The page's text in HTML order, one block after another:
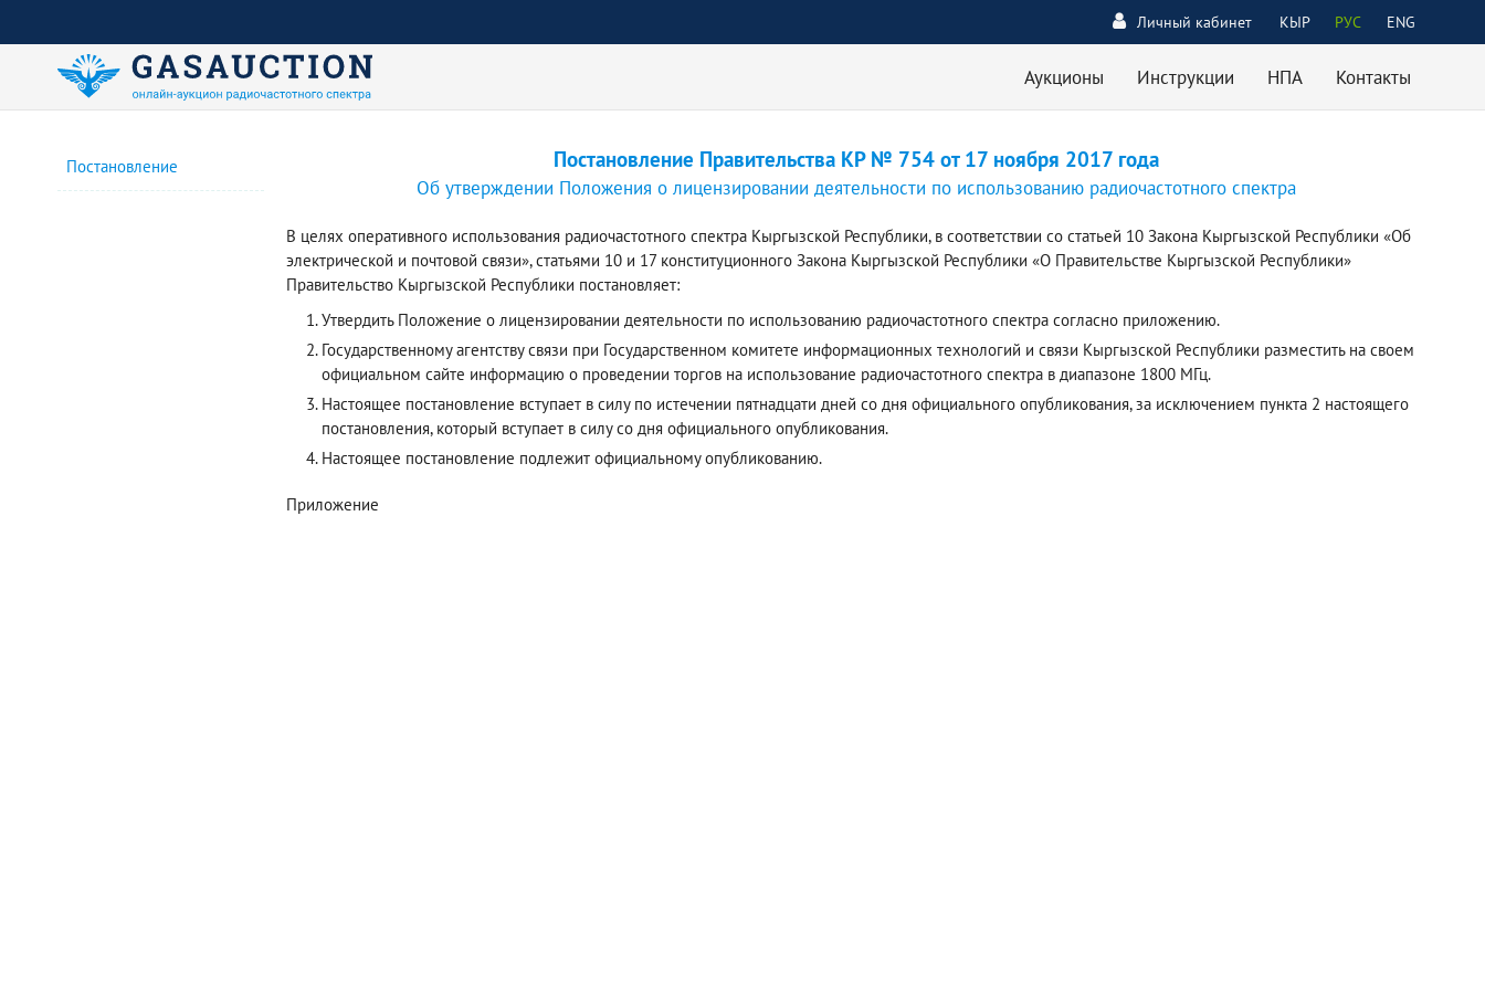
КЫР РУС ENG
Личный кабинет
Аукционы Инструкции НПА Контакты
Постановление Постановление Правительства КР № 754 от 17 ноября 2017 года
Об утверждении Положения о лицензировании деятельности по использованию радиочастотного спектра
В целях оперативного использования радиочастотного спектра Кыргызской Республики, в соответствии со статьей 10 Закона Кыргызской Республики «Об
электрической и почтовой связи», статьями 10 и 17 конституционного Закона Кыргызской Республики «О Правительстве Кыргызской Республики»
Правительство Кыргызской Республики постановляет:
Утвердить Положение о лицензировании деятельности по использованию радиочастотного спектра согласно приложению.
Государственному агентству связи при Государственном комитете информационных технологий и связи Кыргызской Республики разместить на своем
официальном сайте информацию о проведении торгов на использование радиочастотного спектра в диапазоне 1800 МГц.
Настоящее постановление вступает в силу по истечении пятнадцати дней со дня официального опубликования, за исключением пункта 2 настоящего
постановления, который вступает в силу со дня официального опубликования.
Настоящее постановление подлежит официальному опубликованию.
Приложение